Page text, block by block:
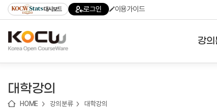
기
기
기
content)
가
대시보드 로그인 이용가이드
강
대학강의
HOME 강의분류 대학강의